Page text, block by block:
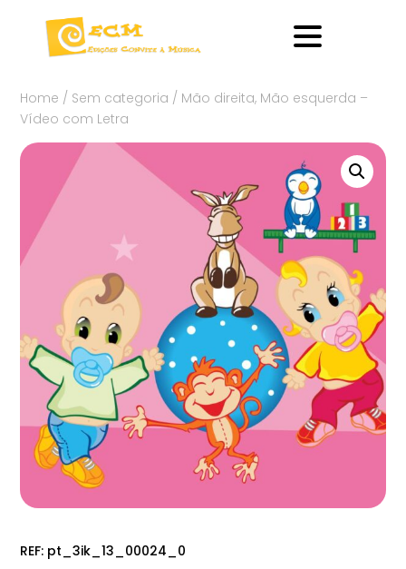
Home / Sem categoria / Mão direita, Mão esquerda –
Vídeo com Letra
REF: pt_3ik_13_00024_0